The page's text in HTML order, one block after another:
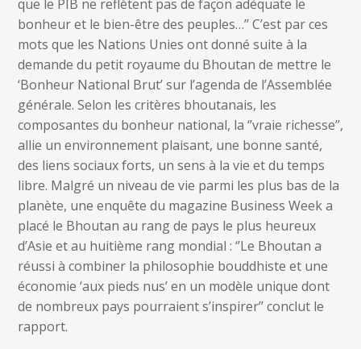
que le PIB ne reflètent pas de façon adéquate le
bonheur et le bien-être des peuples…’’ C’est par ces
mots que les Nations Unies ont donné suite à la
demande du petit royaume du Bhoutan de mettre le
‘Bonheur National Brut’ sur l’agenda de l’Assemblée
générale. Selon les critères bhoutanais, les
composantes du bonheur national, la ‘’vraie richesse’’,
allie un environnement plaisant, une bonne santé,
des liens sociaux forts, un sens à la vie et du temps
libre. Malgré un niveau de vie parmi les plus bas de la
planète, une enquête du magazine Business Week a
placé le Bhoutan au rang de pays le plus heureux
d’Asie et au huitième rang mondial : ‘’Le Bhoutan a
réussi à combiner la philosophie bouddhiste et une
économie ‘aux pieds nus’ en un modèle unique dont
de nombreux pays pourraient s’inspirer’’ conclut le
rapport.